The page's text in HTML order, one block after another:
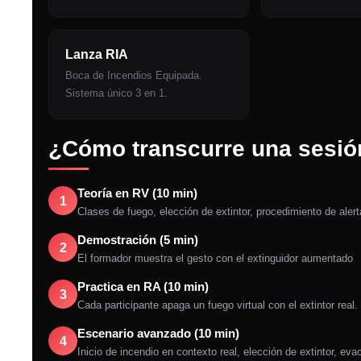
Lanza RIA
Boca de Incendios Equipada.
Sistema único 3 en 1.
¿Cómo transcurre una
Teoría en RV (10 min)
Clases de fuego, elección de extintor, procedimiento de
Demostración (5 min)
El formador muestra el gesto con el extinguidor aumentado
Practica en RA (10 min)
Cada participante apaga un fuego virtual con el extintor real.
Escenario avanzado (10 min)
Inicio de incendio en contexto real, elección de extintor,